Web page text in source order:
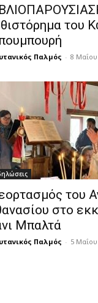
του
Παλμός - 8 Μαΐου
του
στο
Μπαλτά
Παλμός - 5